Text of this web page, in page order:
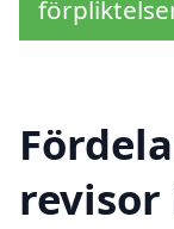
revisor